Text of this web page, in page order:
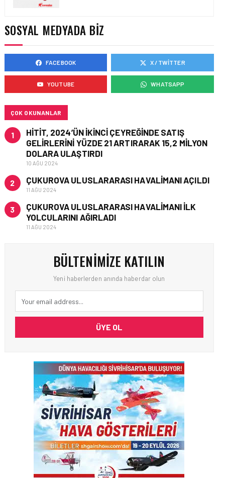
OLDU
KARGO • 06 TEM 2026
FLYDUBAI’DEN SABIHA
GÖKÇEN’E GÜNLÜK
UÇUŞLAR VE KARGO
SOSYAL MEDYADA BIZ
FACEBOOK X / TWITTER
YOUTUBE WHATSAPP
ÇOK OKUNANLAR
1
HITIT, 2024’ÜN IKINCI ÇEYREĞINDE SATIŞ
GELIRLERINI YÜZDE 21 ARTIRARAK 15,2 MILYON
DOLARA ULAŞTIRDI
10 AĞU 2024
2 ÇUKUROVA ULUSLARARASI HAVALIMANI AÇILDI
11 AĞU 2024
3
ÇUKUROVA ULUSLARARASI HAVALIMANI İLK
YOLCULARINI AĞIRLADI
11 AĞU 2024
BÜLTENIMIZE KATILIN
Yeni haberlerden anında haberdar olun
ÜYE OL